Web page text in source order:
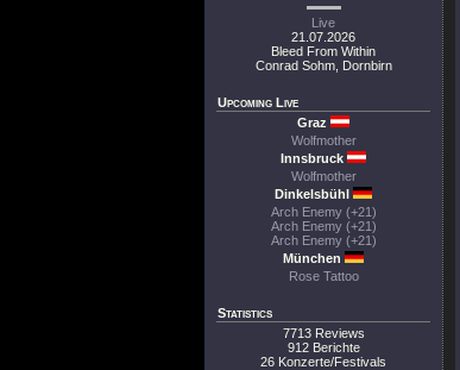
Live
21.07.2026
Bleed From Within
Conrad Sohm, Dornbirn
Upcoming Live
Graz
Wolfmother
Innsbruck
Wolfmother
Dinkelsbühl
Arch Enemy (+21)
Arch Enemy (+21)
Arch Enemy (+21)
München
Rose Tattoo
Statistics
7713 Reviews
912 Berichte
26 Konzerte/Festivals